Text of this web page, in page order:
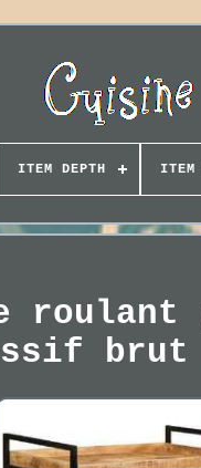
ITEM DEPTH ITEM
roulant
brut